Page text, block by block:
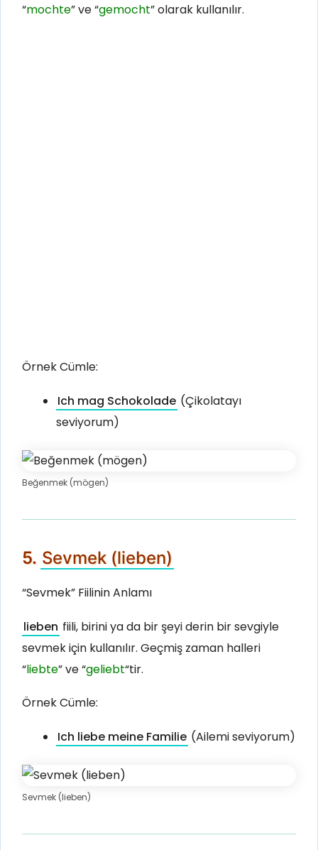
“mochte” ve “gemocht” olarak kullanılır.
Örnek Cümle:
Ich mag Schokolade (Çikolatayı
seviyorum)
Beğenmek (mögen)
5. Sevmek (lieben)
“Sevmek” Fiilinin Anlamı
lieben fiili, birini ya da bir şeyi derin bir sevgiyle
sevmek için kullanılır. Geçmiş zaman halleri
“liebte” ve “geliebt“tir.
Örnek Cümle:
Ich liebe meine Familie (Ailemi seviyorum)
Sevmek (lieben)